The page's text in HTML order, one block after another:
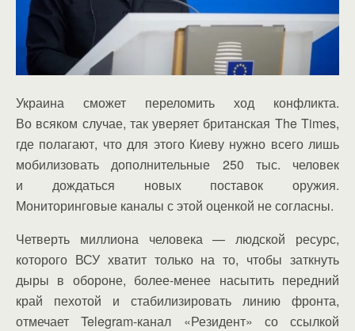
Украина сможет переломить ход конфликта.
Во всяком случае, так уверяет британская The Times,
где полагают, что для этого Киеву нужно всего лишь
мобилизовать дополнительные 250 тыс. человек
и дождаться новых поставок оружия.
Мониторинговые каналы с этой оценкой не согласны.
Четверть миллиона человека — людской ресурс,
которого ВСУ хватит только на то, чтобы заткнуть
дыры в обороне, более-менее насытить передний
край пехотой и стабилизировать линию фронта,
отмечает Telegram-канал «Резидент» со ссылкой